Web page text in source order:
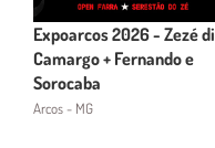
Expoarcos 2026 - Zezé di
Camargo + Fernando e
Sorocaba
Arcos - MG